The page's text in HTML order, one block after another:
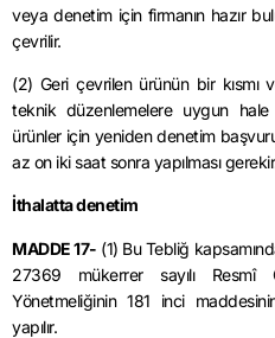
veya denetim için firmanın hazır
çevrilir.
(2) Geri çevrilen ürünün bir kısmı
teknik düzenlemelere uygun
ürünler için yeniden denetim
az on iki saat sonra yapılması
İthalatta denetim
MADDE 17- (1) Bu Tebliğ
27369 mükerrer sayılı Resmî
Yönetmeliğinin 181 inci
yapılır.